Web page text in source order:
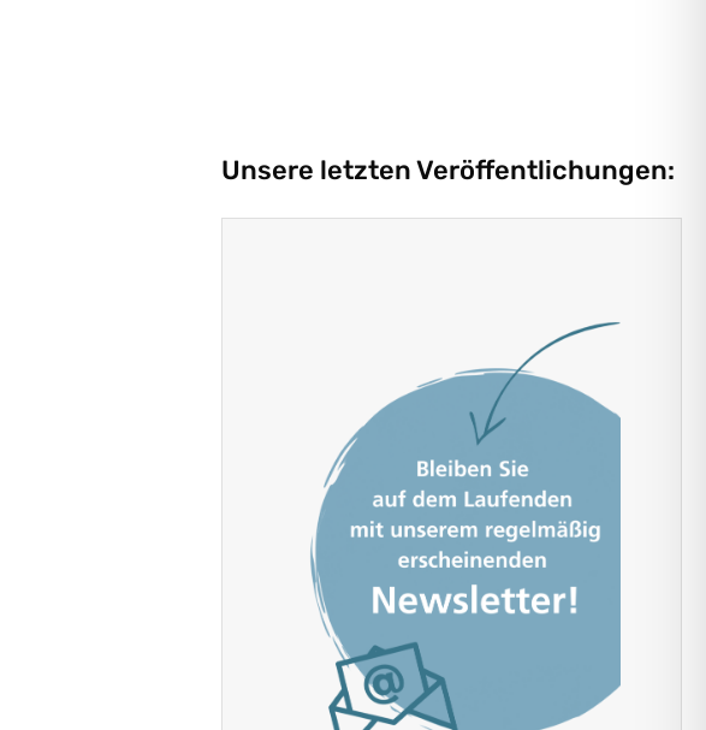
Unsere letzten Veröffentlichungen: